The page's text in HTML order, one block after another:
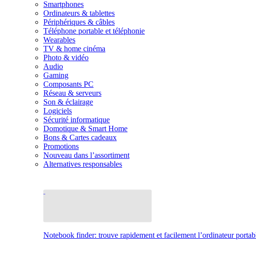
Smartphones
Ordinateurs & tablettes
Périphériques & câbles
Téléphone portable et téléphonie
Wearables
TV & home cinéma
Photo & vidéo
Audio
Gaming
Composants PC
Réseau & serveurs
Son & éclairage
Logiciels
Sécurité informatique
Domotique & Smart Home
Bons & Cartes cadeaux
Promotions
Nouveau dans l’assortiment
Alternatives responsables
Notebook finder: trouve rapidement et facilement l’ordinateur